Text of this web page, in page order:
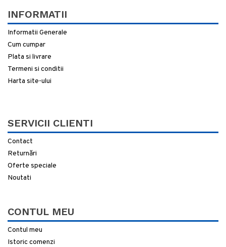
INFORMATII
Informatii Generale
Cum cumpar
Plata si livrare
Termeni si conditii
Harta site-ului
SERVICII CLIENTI
Contact
Returnări
Oferte speciale
Noutati
CONTUL MEU
Contul meu
Istoric comenzi